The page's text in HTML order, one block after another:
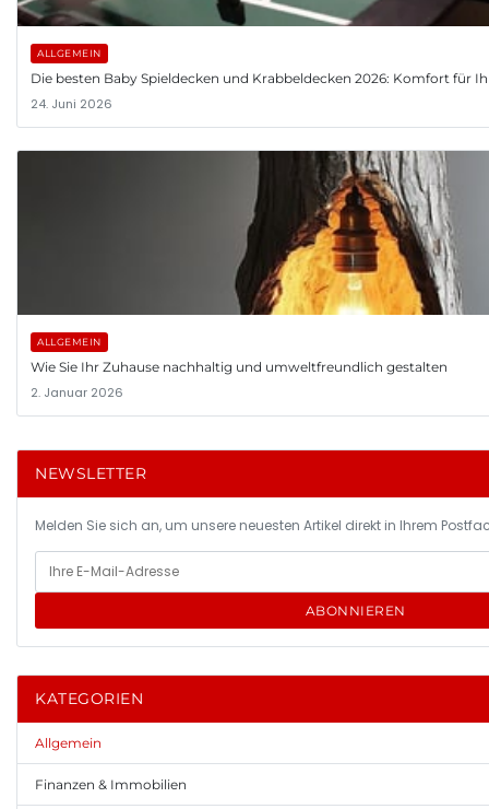
ALLGEMEIN
Die besten Baby Spieldecken und Krabbeldecken 2026: Komfort für
24. Juni 2026
ALLGEMEIN
Wie Sie Ihr Zuhause nachhaltig und umweltfreundlich gestalten
2. Januar 2026
NEWSLETTER
Melden Sie sich an, um unsere neuesten Artikel direkt in Ihrem
ABONNIEREN
KATEGORIEN
Allgemein
Finanzen & Immobilien